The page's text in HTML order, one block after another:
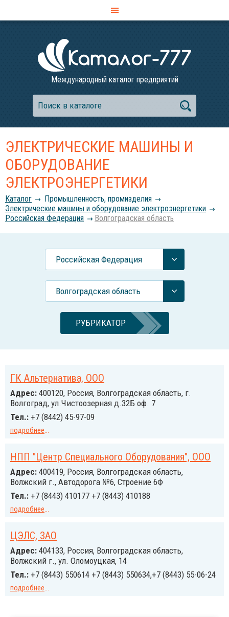
Международный каталог предприятий
ЭЛЕКТРИЧЕСКИЕ МАШИНЫ И
ОБОРУДОВАНИЕ
ЭЛЕКТРОЭНЕРГЕТИКИ
Каталог
Промышленность, промизделия
Электрические машины и оборудование электроэнергетики
Российcкая Федерация
Волгоградская область
Российcкая Федерация
Волгоградская область
РУБРИКАТОР
ГК Альтернатива, ООО
Адрес: 400120, Россия, Волгоградская область, г.
Волгоград, ул.Чистоозерная д.32Б оф. 7
Тел.: +7 (8442) 45-97-09
подробнее...
НПП "Центр Специального Оборудования", ООО
Адрес: 400419, Россия, Волгоградская область,
Волжский г., Автодорога №6, Строение 6Ф
Тел.: +7 (8443) 410177 +7 (8443) 410188
подробнее...
ЦЭЛС, ЗАО
Адрес: 404133, Россия, Волгоградская область,
Волжский г., ул. Оломоуцкая, 14
Тел.: +7 (8443) 550614 +7 (8443) 550634,+7 (8443) 55-06-24
подробнее...